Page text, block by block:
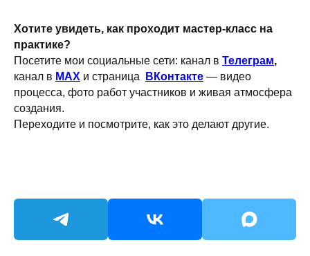
Хотите увидеть, как проходит мастер-класс на
практике?
Посетите мои социальные сети: канал в Телеграм,
канал в MAX и страница ВКонтакте — видео
процесса, фото работ участников и живая атмосфера
создания.
Переходите и посмотрите, как это делают другие.